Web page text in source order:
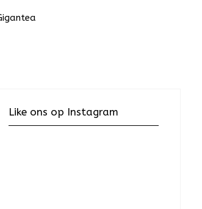
Like ons op Instagram